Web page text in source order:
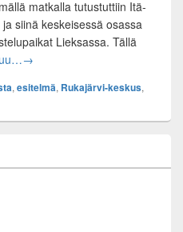
matkalla tutustuttiin Itä-
siinä keskeisessä osassa
Lieksassa. Tällä
Rauhanturvaajat kokoontuivat
→
, esitelmä, Rukajärvi-keskus,